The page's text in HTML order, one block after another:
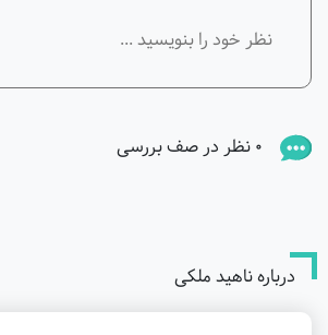
0 نظر در صف بررسی
درباره ناهید ملکی